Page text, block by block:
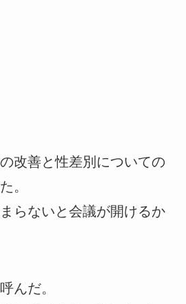
改善と性差別についての
。
らないと会議が開けるか
んだ。